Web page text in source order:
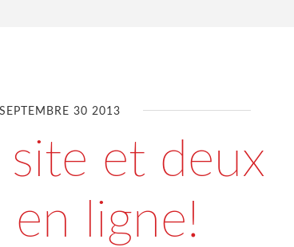
30 2013
et deux
en ligne!